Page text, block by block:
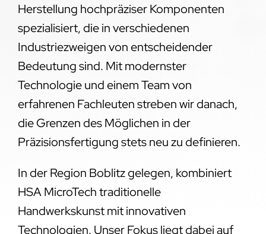
Herstellung hochpräziser Komponenten
spezialisiert, die in verschiedenen
Industriezweigen von entscheidender
Bedeutung sind. Mit modernster
Technologie und einem Team von
erfahrenen Fachleuten streben wir danach,
die Grenzen des Möglichen in der
Präzisionsfertigung stets neu zu definieren.
In der Region Boblitz gelegen, kombiniert
HSA MicroTech traditionelle
Handwerkskunst mit innovativen
Technologien. Unser Fokus liegt dabei auf